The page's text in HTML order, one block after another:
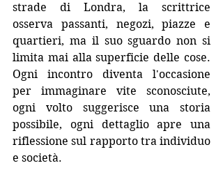
strade di Londra, la scrittrice
osserva passanti, negozi, piazze e
quartieri, ma il suo sguardo non si
limita mai alla superficie delle cose.
Ogni incontro diventa l'occasione
per immaginare vite sconosciute,
ogni volto suggerisce una storia
possibile, ogni dettaglio apre una
riflessione sul rapporto tra individuo
e società.